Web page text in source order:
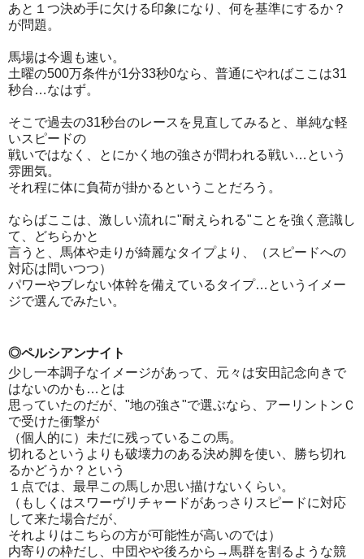
あと１つ決め手に欠ける印象になり、何を基準にするか？
が問題。
馬場は今週も速い。
土曜の500万条件が1分33秒0なら、普通にやればここは31
秒台…なはず。
そこで過去の31秒台のレースを見直してみると、単純な軽
いスピードの
戦いではなく、とにかく地の強さが問われる戦い…という
雰囲気。
それ程に体に負荷が掛かるということだろう。
ならばここは、激しい流れに"耐えられる"ことを強く意識し
て、どちらかと
言うと、馬体や走りが綺麗なタイプより、（スピードへの
対応は問いつつ）
パワーやブレない体幹を備えているタイプ…というイメー
ジで選んでみたい。
◎ペルシアンナイト
少し一本調子なイメージがあって、元々は安田記念向きで
はないのかも…とは
思っていたのだが、"地の強さ"で選ぶなら、アーリントンＣ
で受けた衝撃が
（個人的に）未だに残っているこの馬。
切れるというよりも破壊力のある決め脚を使い、勝ち切れ
るかどうか？という
１点では、最早この馬しか思い描けないくらい。
（もしくはスワーヴリチャードがあっさりスピードに対応
して来た場合だが、
それよりはこちらの方が可能性が高いのでは）
内寄りの枠だし、中団やや後ろから→馬群を割るような競